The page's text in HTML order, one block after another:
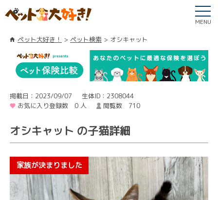
MENU
ペット大好き！ ペット検索 オシキャット
掲載日：2023/09/07
生体ID：2308044
お気に入り登録数 0 人
閲覧数 710
オシキャット の子猫詳細